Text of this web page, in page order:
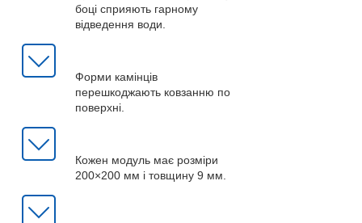
боці сприяють гарному
відведення води.
Форми камінців
перешкоджають ковзанню по
поверхні.
Кожен модуль має розміри
200×200 мм і товщину 9 мм.